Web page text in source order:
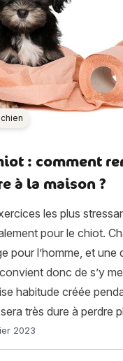
: comment
à la maison ?
les plus
pour le chiot.
pour l’homme, et une
donc de s’y
habitude créée
très dure à perdre
2023